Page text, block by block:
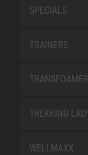
SPECIALS
TRAINERS
TREKKING
WELLMAXX